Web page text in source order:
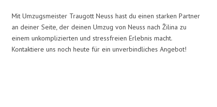
Mit Umzugsmeister Traugott Neuss hast du einen starken Partner
an deiner Seite, der deinen Umzug von Neuss nach Žilina zu
einem unkomplizierten und stressfreien Erlebnis macht.
Kontaktiere uns noch heute für ein unverbindliches Angebot!